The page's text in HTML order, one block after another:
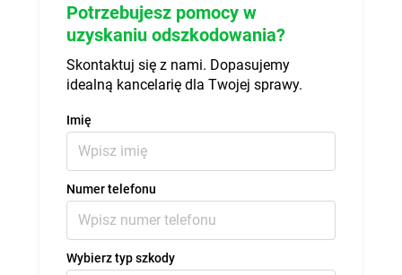
Potrzebujesz pomocy w
uzyskaniu odszkodowania?
Skontaktuj się z nami. Dopasujemy
idealną kancelarię dla Twojej sprawy.
Imię
Numer telefonu
Wybierz typ szkody